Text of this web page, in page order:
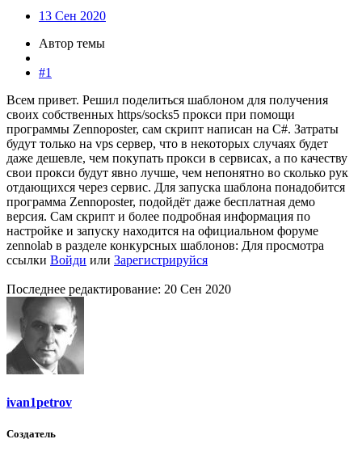
13 Сен 2020
Автор темы
#1
Всем привет. Решил поделиться шаблоном для получения
своих собственных https/socks5 прокси при помощи
программы Zennoposter, сам скрипт написан на C#. Затраты
будут только на vps сервер, что в некоторых случаях будет
даже дешевле, чем покупать прокси в сервисах, а по качеству
свои прокси будут явно лучше, чем непонятно во сколько рук
отдающихся через сервис. Для запуска шаблона понадобится
программа Zennoposter, подойдёт даже бесплатная демо
версия. Сам скрипт и более подробная информация по
настройке и запуску находится на официальном форуме
zennolab в разделе конкурсных шаблонов: Для просмотра
ссылки Войди или Зарегистрируйся
Последнее редактирование: 20 Сен 2020
ivan1petrov
Создатель